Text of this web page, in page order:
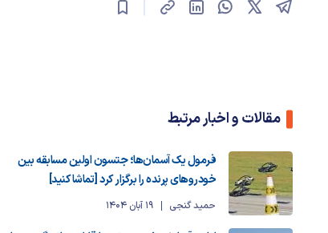
مقالات و اخبار مرتبط
فرمول یک آسمان‌ها؛ جتسون اولین مسابقه بین
خودروهای پرنده را برگزار کرد [تماشا کنید]
حمید گنجی 19 آبان 1404